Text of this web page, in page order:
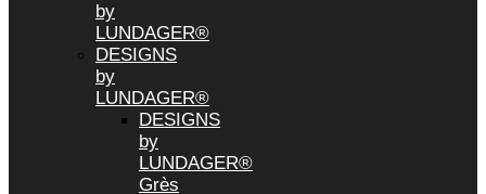
by
LUNDAGER®
DESIGNS
by
LUNDAGER®
DESIGNS
by
LUNDAGER®
Grès